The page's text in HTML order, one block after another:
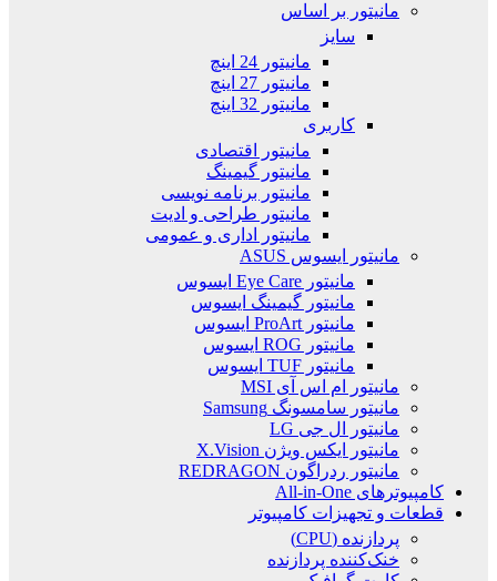
مانیتور بر اساس
سایز
مانیتور 24 اینچ
مانیتور 27 اینچ
مانیتور 32 اینچ
کاربری
مانیتور اقتصادی
مانیتور گیمینگ
مانیتور برنامه نویسی
مانیتور طراحی و ادیت
مانیتور اداری و عمومی
مانیتور ایسوس ASUS
مانیتور Eye Care ایسوس
مانیتور گیمینگ ایسوس
مانیتور ProArt ایسوس
مانیتور ROG ایسوس
مانیتور TUF ایسوس
مانیتور ام اس آی MSI
مانیتور سامسونگ Samsung
مانیتور ال جی LG
مانیتور ایکس ویژن X.Vision
مانیتور ردراگون REDRAGON
کامپیوترهای All-in-One
قطعات و تجهیزات کامپیوتر
پردازنده (CPU)
خنک‌کننده پردازنده